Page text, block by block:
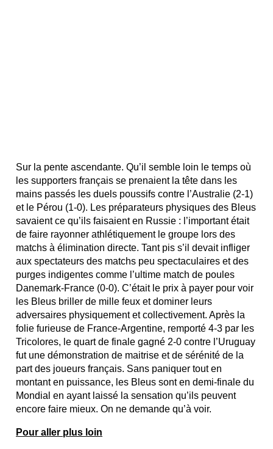
Sur la pente ascendante. Qu’il semble loin le temps où
les supporters français se prenaient la tête dans les
mains passés les duels poussifs contre l’Australie (2-1)
et le Pérou (1-0). Les préparateurs physiques des Bleus
savaient ce qu’ils faisaient en Russie : l’important était
de faire rayonner athlétiquement le groupe lors des
matchs à élimination directe. Tant pis s’il devait infliger
aux spectateurs des matchs peu spectaculaires et des
purges indigentes comme l’ultime match de poules
Danemark-France (0-0). C’était le prix à payer pour voir
les Bleus briller de mille feux et dominer leurs
adversaires physiquement et collectivement. Après la
folie furieuse de France-Argentine, remporté 4-3 par les
Tricolores, le quart de finale gagné 2-0 contre l’Uruguay
fut une démonstration de maitrise et de sérénité de la
part des joueurs français. Sans paniquer tout en
montant en puissance, les Bleus sont en demi-finale du
Mondial en ayant laissé la sensation qu’ils peuvent
encore faire mieux. On ne demande qu’à voir.
Pour aller plus loin